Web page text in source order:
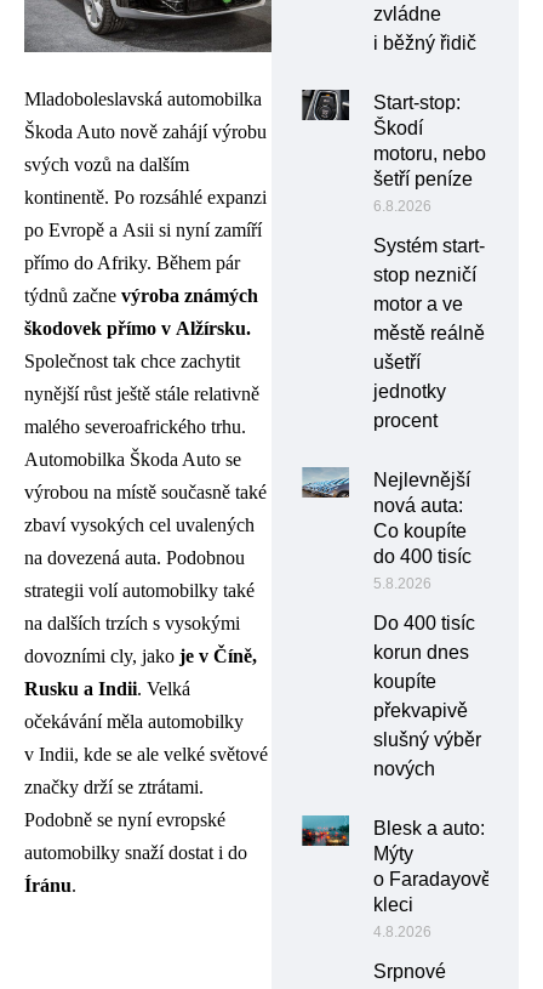
Mladoboleslavská automobilka
Škoda Auto nově zahájí výrobu
svých vozů na dalším
kontinentě. Po rozsáhlé expanzi
po Evropě a Asii si nyní zamíří
přímo do Afriky. Během pár
týdnů začne výroba známých
škodovek přímo v Alžírsku.
Společnost tak chce zachytit
nynější růst ještě stále relativně
malého severoafrického trhu.
Automobilka Škoda Auto se
výrobou na místě současně také
zbaví vysokých cel uvalených
na dovezená auta. Podobnou
strategii volí automobilky také
na dalších trzích s vysokými
dovozními cly, jako je v Číně,
Rusku a Indii. Velká
očekávání měla automobilky
v Indii, kde se ale velké světové
značky drží se ztrátami.
Podobně se nyní evropské
automobilky snaží dostat i do
Íránu.
zvládne
i běžný řidič
Start-stop:
Škodí
motoru, nebo
šetří peníze
6.8.2026
Systém start-
stop nezničí
motor a ve
městě reálně
ušetří
jednotky
procent
Nejlevnější
nová auta:
Co koupíte
do 400 tisíc
5.8.2026
Do 400 tisíc
korun dnes
koupíte
překvapivě
slušný výběr
nových
Blesk a auto:
Mýty
o Faradayově
kleci
4.8.2026
Srpnové